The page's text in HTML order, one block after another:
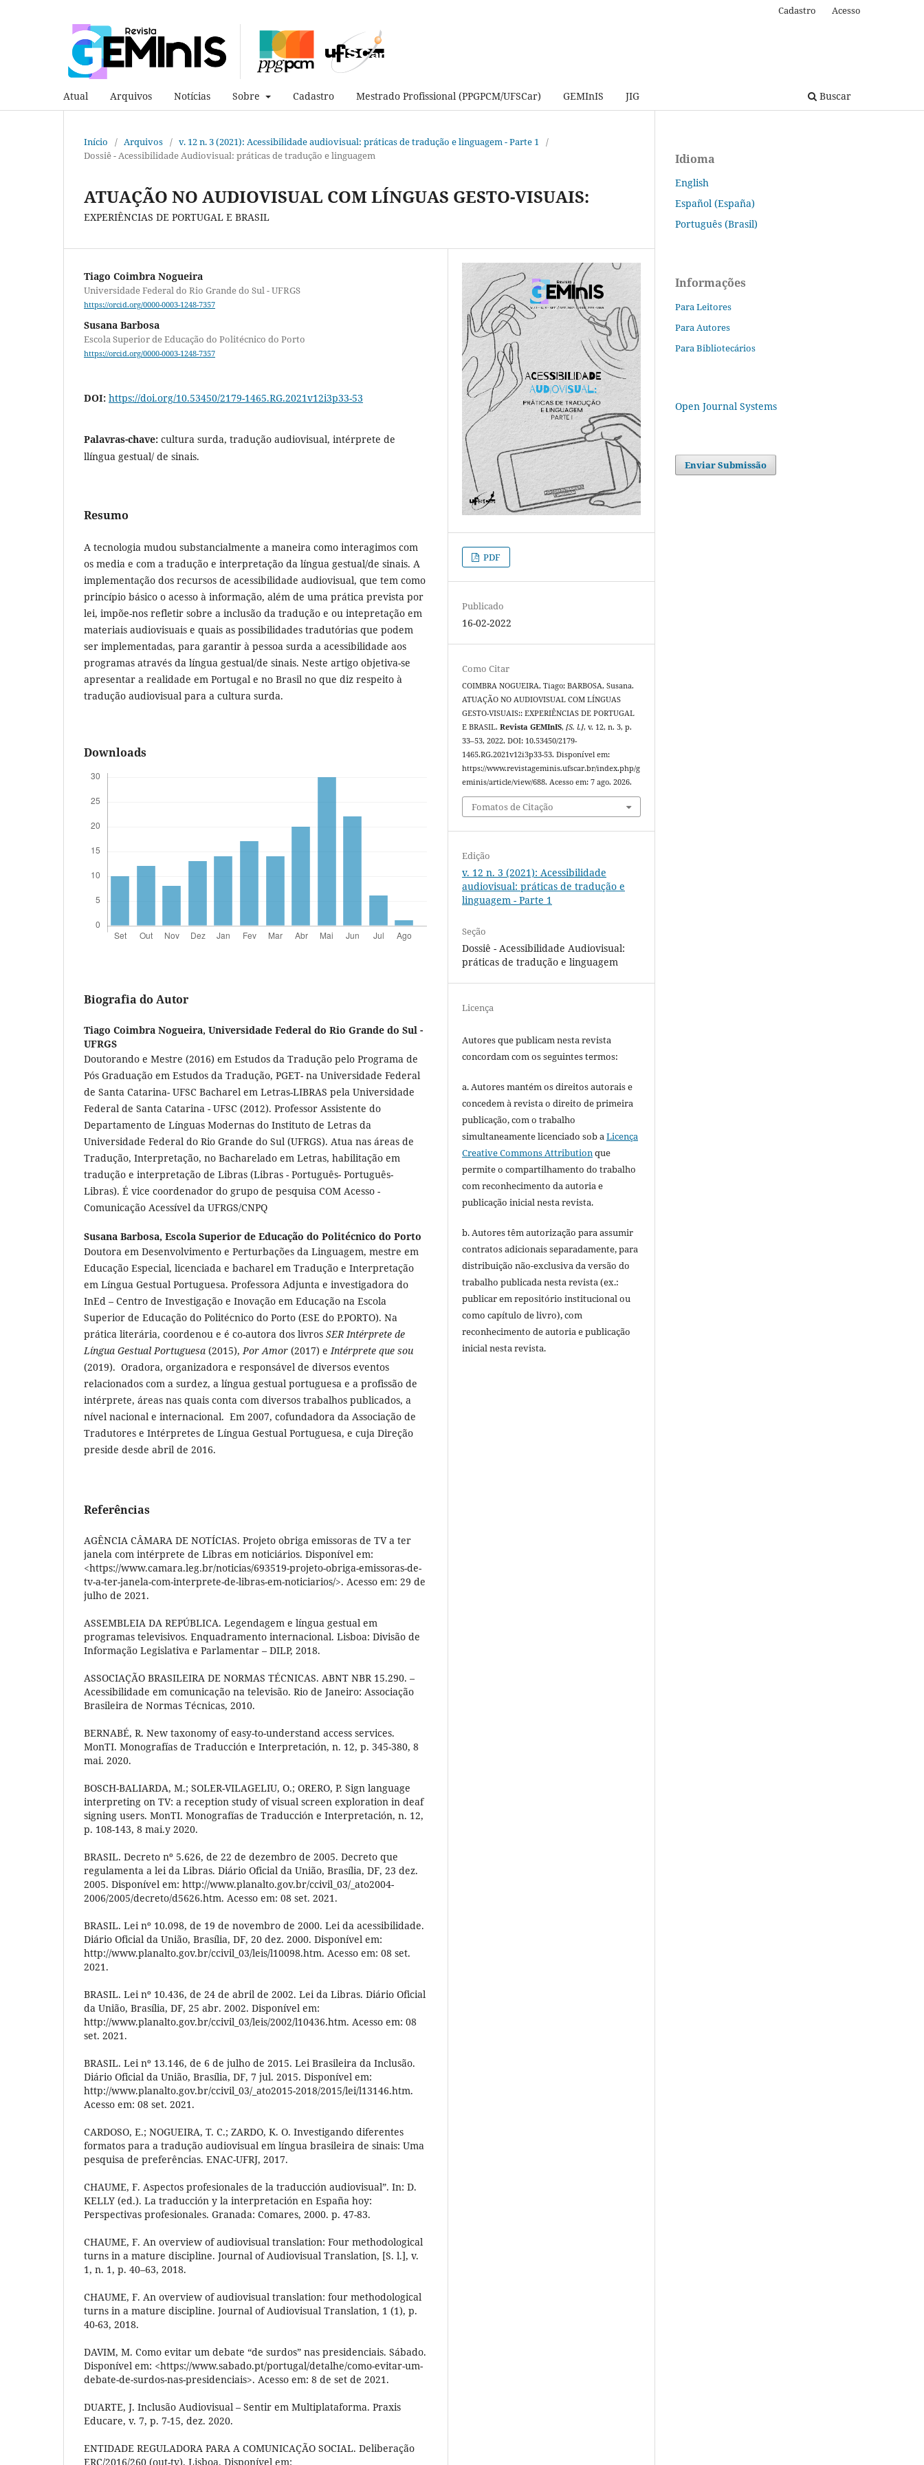
Atual Arquivos Notícias Sobre Cadastro Mestrado Profissional (PPGPCM/UFSCar) GEMInIS JIG Buscar
Cadastro Acesso
Início / Arquivos / v. 12 n. 3 (2021): Acessibilidade audiovisual: práticas de tradução e linguagem - Parte 1 /
Dossiê - Acessibilidade Audiovisual: práticas de tradução e linguagem
ATUAÇÃO NO AUDIOVISUAL COM LÍNGUAS GESTO-VISUAIS:
EXPERIÊNCIAS DE PORTUGAL E BRASIL
Tiago Coimbra Nogueira
Universidade Federal do Rio Grande do Sul - UFRGS
https://orcid.org/0000-0003-1248-7357
Susana Barbosa
Escola Superior de Educação do Politécnico do Porto
https://orcid.org/0000-0003-1248-7357
DOI: https://doi.org/10.53450/2179-1465.RG.2021v12i3p33-53
Palavras-chave: cultura surda, tradução audiovisual, intérprete de
llíngua gestual/ de sinais.
Resumo
A tecnologia mudou substancialmente a maneira como interagimos com
os media e com a tradução e interpretação da língua gestual/de sinais. A
implementação dos recursos de acessibilidade audiovisual, que tem como
princípio básico o acesso à informação, além de uma prática prevista por
lei, impõe-nos refletir sobre a inclusão da tradução e ou intepretação em
materiais audiovisuais e quais as possibilidades tradutórias que podem
ser implementadas, para garantir à pessoa surda a acessibilidade aos
programas através da língua gestual/de sinais. Neste artigo objetiva-se
apresentar a realidade em Portugal e no Brasil no que diz respeito à
tradução audiovisual para a cultura surda.
Downloads
Biografia do Autor
Tiago Coimbra Nogueira, Universidade Federal do Rio Grande do Sul -
UFRGS
Doutorando e Mestre (2016) em Estudos da Tradução pelo Programa de
Pós Graduação em Estudos da Tradução, PGET- na Universidade Federal
de Santa Catarina- UFSC Bacharel em Letras-LIBRAS pela Universidade
Federal de Santa Catarina - UFSC (2012). Professor Assistente do
Departamento de Línguas Modernas do Instituto de Letras da
Universidade Federal do Rio Grande do Sul (UFRGS). Atua nas áreas de
Tradução, Interpretação, no Bacharelado em Letras, habilitação em
tradução e interpretação de Libras (Libras - Português- Português-
Libras). É vice coordenador do grupo de pesquisa COM Acesso -
Comunicação Acessível da UFRGS/CNPQ
Susana Barbosa, Escola Superior de Educação do Politécnico do Porto
Doutora em Desenvolvimento e Perturbações da Linguagem, mestre em
Educação Especial, licenciada e bacharel em Tradução e Interpretação
em Língua Gestual Portuguesa. Professora Adjunta e investigadora do
InEd – Centro de Investigação e Inovação em Educação na Escola
Superior de Educação do Politécnico do Porto (ESE do P.PORTO). Na
prática literária, coordenou e é co-autora dos livros SER Intérprete de
Língua Gestual Portuguesa (2015),Por Amor (2017) eIntérprete que sou
(2019). Oradora, organizadora e responsável de diversos eventos
relacionados com a surdez, a língua gestual portuguesa e a profissão de
intérprete, áreas nas quais conta com diversos trabalhos publicados, a
nível nacional e internacional. Em 2007, cofundadora da Associação de
Tradutores e Intérpretes de Língua Gestual Portuguesa, e cuja Direção
preside desde abril de 2016.
Referências
AGÊNCIA CÂMARA DE NOTÍCIAS. Projeto obriga emissoras de TV a ter
janela com intérprete de Libras em noticiários. Disponível em:
<https://www.camara.leg.br/noticias/693519-projeto-obriga-emissoras-de-
tv-a-ter-janela-com-interprete-de-libras-em-noticiarios/>. Acesso em: 29 de
julho de 2021.
ASSEMBLEIA DA REPÚBLICA. Legendagem e língua gestual em
programas televisivos. Enquadramento internacional. Lisboa: Divisão de
Informação Legislativa e Parlamentar – DILP, 2018.
ASSOCIAÇÃO BRASILEIRA DE NORMAS TÉCNICAS. ABNT NBR 15.290. –
Acessibilidade em comunicação na televisão. Rio de Janeiro: Associação
Brasileira de Normas Técnicas, 2010.
BERNABÉ, R. New taxonomy of easy-to-understand access services.
MonTI. Monografías de Traducción e Interpretación, n. 12, p. 345-380, 8
mai. 2020.
BOSCH-BALIARDA, M.; SOLER-VILAGELIU, O.; ORERO, P. Sign language
interpreting on TV: a reception study of visual screen exploration in deaf
signing users. MonTI. Monografías de Traducción e Interpretación, n. 12,
p. 108-143, 8 mai.y 2020.
BRASIL. Decreto nº 5.626, de 22 de dezembro de 2005. Decreto que
regulamenta a lei da Libras. Diário Oficial da União, Brasília, DF, 23 dez.
2005. Disponível em: http://www.planalto.gov.br/ccivil_03/_ato2004-
2006/2005/decreto/d5626.htm. Acesso em: 08 set. 2021.
BRASIL. Lei nº 10.098, de 19 de novembro de 2000. Lei da acessibilidade.
Diário Oficial da União, Brasília, DF, 20 dez. 2000. Disponível em:
http://www.planalto.gov.br/ccivil_03/leis/l10098.htm. Acesso em: 08 set.
2021.
BRASIL. Lei nº 10.436, de 24 de abril de 2002. Lei da Libras. Diário Oficial
da União, Brasília, DF, 25 abr. 2002. Disponível em:
http://www.planalto.gov.br/ccivil_03/leis/2002/l10436.htm. Acesso em: 08
set. 2021.
BRASIL. Lei nº 13.146, de 6 de julho de 2015. Lei Brasileira da Inclusão.
Diário Oficial da União, Brasília, DF, 7 jul. 2015. Disponível em:
http://www.planalto.gov.br/ccivil_03/_ato2015-2018/2015/lei/l13146.htm.
Acesso em: 08 set. 2021.
CARDOSO, E.; NOGUEIRA, T. C.; ZARDO, K. O. Investigando diferentes
formatos para a tradução audiovisual em língua brasileira de sinais: Uma
pesquisa de preferências. ENAC-UFRJ, 2017.
CHAUME, F. Aspectos profesionales de la traducción audiovisual”. In: D.
KELLY (ed.). La traducción y la interpretación en España hoy:
Perspectivas profesionales. Granada: Comares, 2000. p. 47-83.
CHAUME, F. An overview of audiovisual translation: Four methodological
turns in a mature discipline. Journal of Audiovisual Translation, [S. l.], v.
1, n. 1, p. 40–63, 2018.
CHAUME, F. An overview of audiovisual translation: four methodological
turns in a mature discipline. Journal of Audiovisual Translation, 1 (1), p.
40-63, 2018.
DAVIM, M. Como evitar um debate “de surdos” nas presidenciais. Sábado.
Disponível em: <https://www.sabado.pt/portugal/detalhe/como-evitar-um-
debate-de-surdos-nas-presidenciais>. Acesso em: 8 de set de 2021.
DUARTE, J. Inclusão Audiovisual – Sentir em Multiplataforma. Praxis
Educare, v. 7, p. 7-15, dez. 2020.
ENTIDADE REGULADORA PARA A COMUNICAÇÃO SOCIAL. Deliberação
ERC/2016/260 (out-tv). Lisboa. Disponível em:
PDF
Publicado
16-02-2022
Como Citar
COIMBRA NOGUEIRA, Tiago; BARBOSA, Susana.
ATUAÇÃO NO AUDIOVISUAL COM LÍNGUAS
GESTO-VISUAIS:: EXPERIÊNCIAS DE PORTUGAL
E BRASIL.Revista GEMInIS,[S. l.], v. 12, n. 3, p.
33–53, 2022. DOI: 10.53450/2179-
1465.RG.2021v12i3p33-53. Disponível em:
https://www.revistageminis.ufscar.br/index.php/g
eminis/article/view/688. Acesso em: 7 ago. 2026.
Fomatos de Citação
Edição
v. 12 n. 3 (2021): Acessibilidade
audiovisual: práticas de tradução e
linguagem - Parte 1
Seção
Dossiê - Acessibilidade Audiovisual:
práticas de tradução e linguagem
Licença
Autores que publicam nesta revista
concordam com os seguintes termos:
a. Autores mantém os direitos autorais e
concedem à revista o direito de primeira
publicação, com o trabalho
simultaneamente licenciado sob aLicença
Creative Commons Attributionque
permite o compartilhamento do trabalho
com reconhecimento da autoria e
publicação inicial nesta revista.
b. Autores têm autorização para assumir
contratos adicionais separadamente, para
distribuição não-exclusiva da versão do
trabalho publicada nesta revista (ex.:
publicar em repositório institucional ou
como capítulo de livro), com
reconhecimento de autoria e publicação
inicial nesta revista.
Idioma
English
Español (España)
Português (Brasil)
Informações
Para Leitores
Para Autores
Para Bibliotecários
Open Journal Systems
Enviar Submissão